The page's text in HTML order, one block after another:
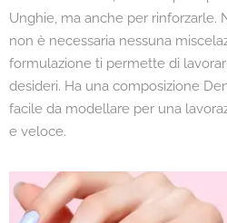
Unghie, ma anche per
non è necessaria nessuna
formulazione ti permette di
desideri. Ha una composizione
facile da modellare per una
e veloce.